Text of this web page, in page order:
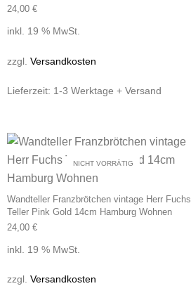
24,00 €
inkl. 19 % MwSt.
zzgl. Versandkosten
Lieferzeit: 1-3 Werktage + Versand
NICHT VORRÄTIG
Wandteller Franzbrötchen vintage Herr Fuchs
Teller Pink Gold 14cm Hamburg Wohnen
24,00 €
inkl. 19 % MwSt.
zzgl. Versandkosten